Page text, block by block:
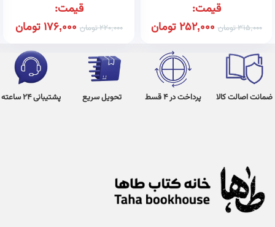
قیمت:
315,000تومان 252,000تومان
قیمت:
220,000تومان 176,000تومان
ضمانت اصالت کالا پرداخت در 4 قسط تحویل سریع پشتیبانی 24 ساعته